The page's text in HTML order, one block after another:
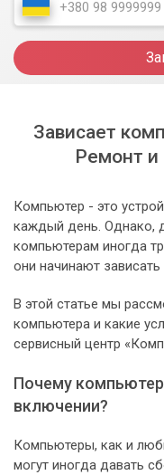
Зависает
Ремонт и
Компьютер - это
каждый день. Однако,
компьютерам иногда
они начинают
В этой статье мы
компьютера и какие
сервисный центр
Почему
включении?
Компьютеры, как и
могут иногда давать